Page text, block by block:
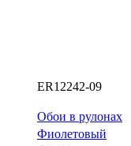
ER12242-09
Обои в рулонах
Фиолетовый